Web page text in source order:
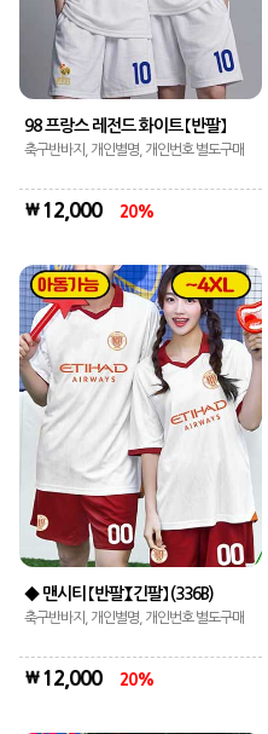
98 프랑스 레전드 화이트 【반팔】
축구반바지, 개인별명, 개인번호 별도구매
12,000 20
◆ 맨시티 【반팔】【긴팔】 (336B)
축구반바지, 개인별명, 개인번호 별도구매
12,000 20